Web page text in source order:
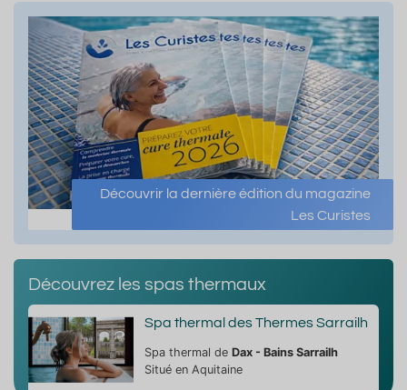
Découvrir la dernière édition du magazine
Les Curistes
Découvrez les spas thermaux
Spa thermal des Thermes Sarrailh
Spa thermal de Dax - Bains Sarrailh
Situé en Aquitaine